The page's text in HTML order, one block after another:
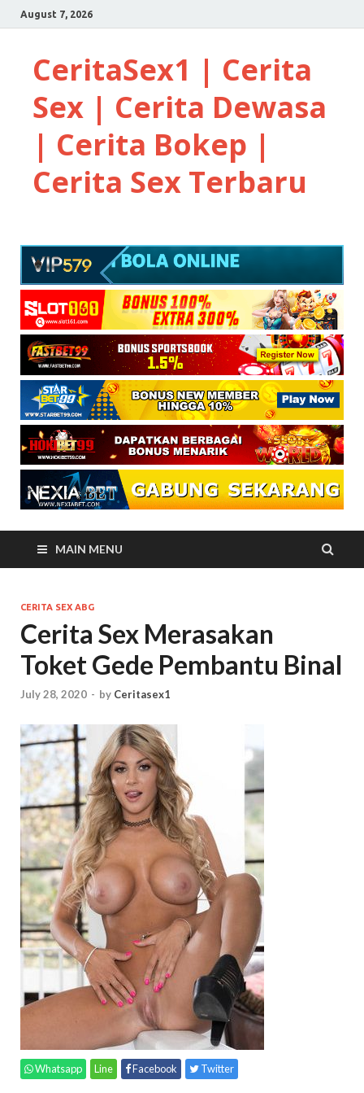
August 7, 2026
CeritaSex1 | Cerita
Sex | Cerita Dewasa
| Cerita Bokep |
Cerita Sex Terbaru
MAIN MENU
CERITA SEX ABG
Cerita Sex Merasakan
Toket Gede Pembantu Binal
July 28, 2020 - by Ceritasex1
Whatsapp Line Facebook Twitter